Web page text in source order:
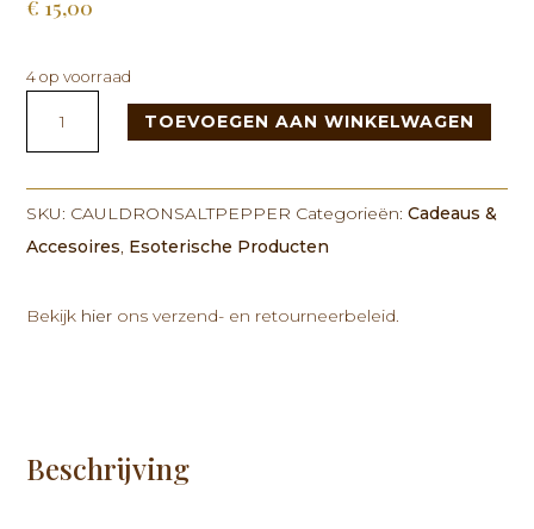
€ 15,00
4 op voorraad
&
pepper
aantal
TOEVOEGEN AAN WINKELWAGEN
SKU: CAULDRONSALTPEPPER Categorieën:Cadeaus &
Accesoires, Esoterische Producten
Bekijk hier ons verzend- en retourneerbeleid.
Beschrijving